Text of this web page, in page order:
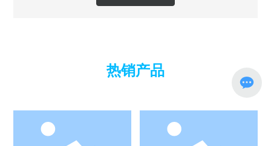
热销产品